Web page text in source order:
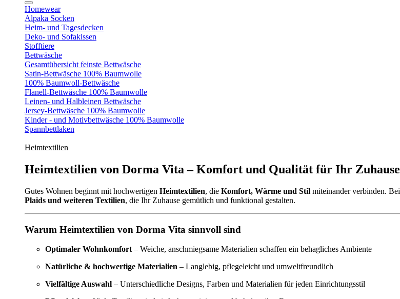
Homewear
Alpaka Socken
Heim- und Tagesdecken
Deko- und Sofakissen
Stofftiere
Bettwäsche
Gesamtübersicht feinste Bettwäsche
Satin-Bettwäsche 100% Baumwolle
100% Baumwoll-Bettwäsche
Flanell-Bettwäsche 100% Baumwolle
Leinen- und Halbleinen Bettwäsche
Jersey-Bettwäsche 100% Baumwolle
Kinder - und Motivbettwäsche 100% Baumwolle
Spannbettlaken
Heimtextilien
Heimtextilien von Dorma Vita – Komfort und Qualität für Ihr Zuhause
Gutes Wohnen beginnt mit hochwertigen Heimtextilien, die Komfort, Wärme und Stil miteinander verbinden. Bei
Plaids und weiteren Textilien, die Ihr Zuhause gemütlich und funktional gestalten.
Warum Heimtextilien von Dorma Vita sinnvoll sind
Optimaler Wohnkomfort – Weiche, anschmiegsame Materialien schaffen ein behagliches Ambiente
Natürliche & hochwertige Materialien – Langlebig, pflegeleicht und umweltfreundlich
Vielfältige Auswahl – Unterschiedliche Designs, Farben und Materialien für jeden Einrichtungsstil